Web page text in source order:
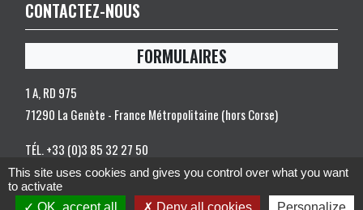
CONTACTEZ-NOUS
FORMULAIRES
1 A, RD 975
71290 La Genète - France Métropolitaine (hors Corse)
TÉL.+33 (0)3 85 32 27 50
FAX.+33 (0)3 85 32 27 58
Contactez-nous
This site uses cookies and gives you control over what you want
to activate
OK, accept all
Deny all cookies Personalize